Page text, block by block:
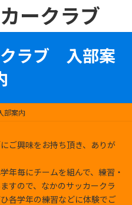
ークラブ
クラブ 入部案
部案内
ご興味をお持ち頂き、ありが
年毎にチームを組んで、練習・
すので、なかのサッカークラ
各学年の練習などに体験でご